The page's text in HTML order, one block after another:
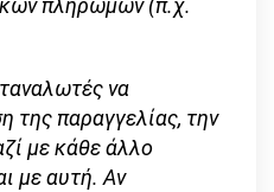
πληρωμών (π.χ.
να
της παραγγελίας, την
με κάθε άλλο
με αυτή. Αν